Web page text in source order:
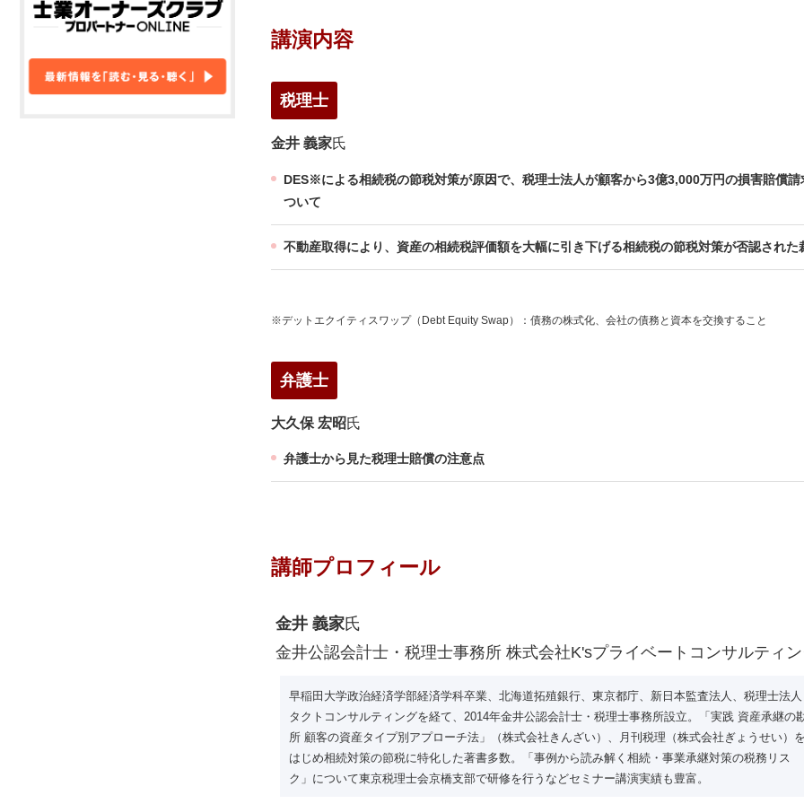
講演内容
税理士
金井 義家氏
DES※による相続税の節税対策が原因で、税理士法人が顧客から3億3,000万円の損害賠償請
ついて
不動産取得により、資産の相続税評価額を大幅に引き下げる相続税の節税対策が否認された
※デットエクイティスワップ（Debt Equity Swap）：債務の株式化、会社の債務と資本を交換すること
弁護士
大久保 宏昭氏
弁護士から見た税理士賠償の注意点
講師プロフィール
金井 義家氏
金井公認会計士・税理士事務所 株式会社K'sプライベートコンサルティ
早稲田大学政治経済学部経済学科卒業、北海道拓殖銀行、東京都庁、新日本監査法人、税理士法人
タクトコンサルティングを経て、2014年金井公認会計士・税理士事務所設立。「実践 資産承継の
所 顧客の資産タイプ別アプローチ法」（株式会社きんざい）、月刊税理（株式会社ぎょうせい）を
はじめ相続対策の節税に特化した著書多数。「事例から読み解く相続・事業承継対策の税務リス
ク」について東京税理士会京橋支部で研修を行うなどセミナー講演実績も豊富。